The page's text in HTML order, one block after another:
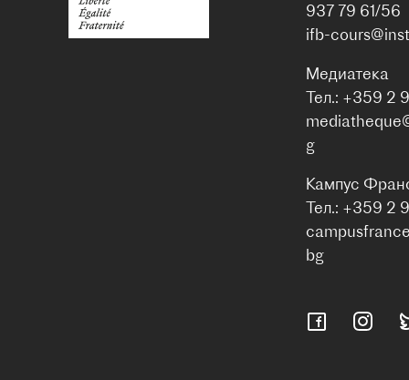
937 79 61/56
ifb-
Медиатека
Тел.: +359 2
g
Кампус
Тел.: +359 2
bg